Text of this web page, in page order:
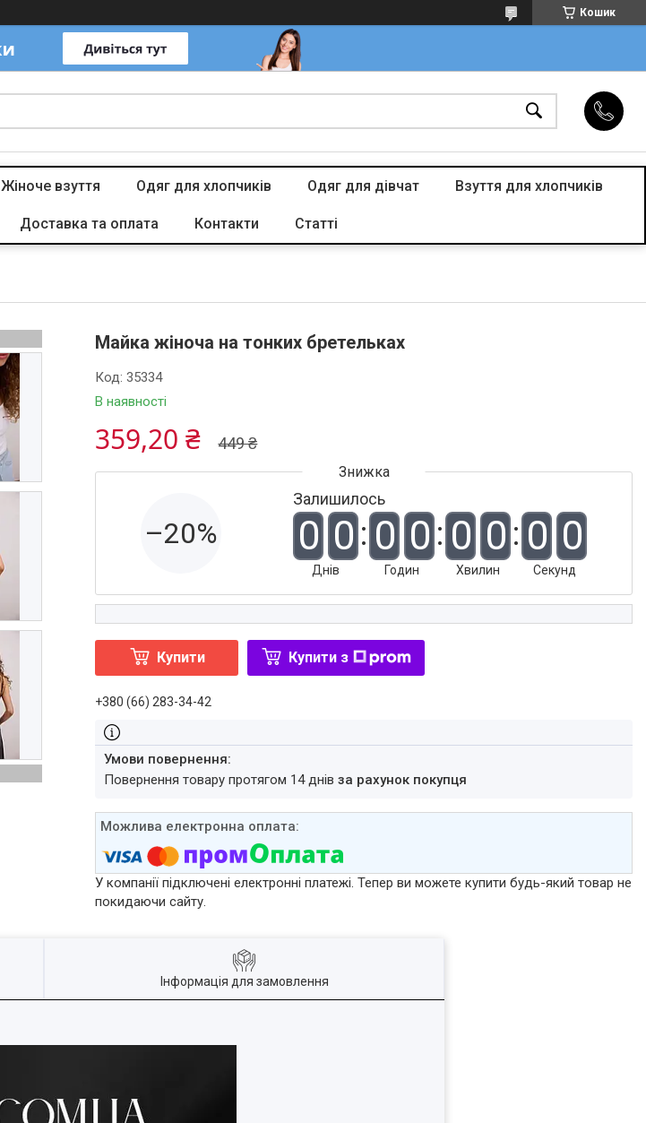
Кошик
Жіноче взуття Одяг для хлопчиків Одяг для дівчат Взуття для хлопчиків
Доставка та оплата Контакти Статті
Майка жіноча на тонких бретельках
В наявності
Код:35334
449 ₴
359,20 ₴
–20%
Залишилось
0 0
Днів
0 0
Годин
0 0
Хвилин
0 0
Секунд
Купити Купити з
+380 (66) 283-34-42
повернення товару протягом 14 днівза рахунок покупця
У компанії підключені електронні платежі. Тепер ви можете купити будь-який товар не
покидаючи сайту.
Інформація для замовлення